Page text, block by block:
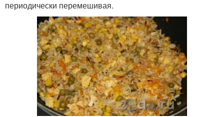
периодически перемешивая.